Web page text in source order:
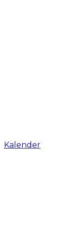
Kalender